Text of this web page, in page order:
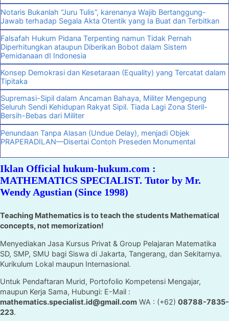
Notaris Bukanlah “Juru Tulis”, karenanya Wajib Bertanggung-
Jawab terhadap Segala Akta Otentik yang Ia Buat dan Terbitkan
Falsafah Hukum Pidana Terpenting namun Tidak Pernah
Diperhitungkan ataupun Diberikan Bobot dalam Sistem
Pemidanaan dI Indonesia
Konsep Demokrasi dan Kesetaraan (Equality) yang Tercatat dalam
Tipitaka
Supremasi-Sipil dalam Ancaman Bahaya, Militer Mengepung
Seluruh Sendi Kehidupan Rakyat Sipil. Tiada Lagi Zona Steril-
Bersih-Bebas dari Militer
Penundaan Tanpa Alasan (Undue Delay), menjadi Objek
PRAPERADILAN—Disertai Contoh Preseden Monumental
Iklan Official hukum-hukum.com :
MATHEMATICS SPECIALIST. Tutor by Mr.
Wendy Agustian (Since 1998)
Teaching Mathematics is to teach the students Mathematical
concepts, not memorization!
Menyediakan Jasa Kursus Privat & Group Pelajaran Matematika
SD, SMP, SMU bagi Siswa di Jakarta, Tangerang, dan Sekitarnya.
Kurikulum Lokal maupun Internasional.
Untuk Pendaftaran Murid, Portofolio Kompetensi Mengajar,
maupun Kerja Sama, Hubungi: E-Mail :
mathematics.specialist.id@gmail.com WA : (+62) 08788-7835-
223.